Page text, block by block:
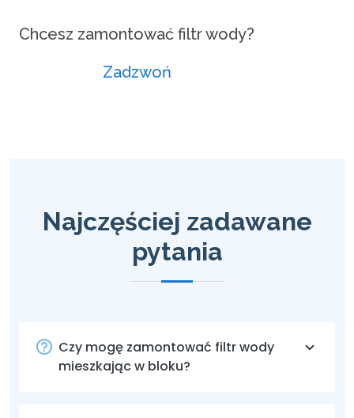
Chcesz zamontować filtr wody?
Zadzwoń
Najczęściej zadawane
pytania
Czy mogę zamontować filtr wody
mieszkając w bloku?